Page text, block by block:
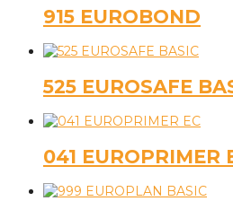
915 EUROBOND
525 EUROSAFE
041 EUROPRIMER